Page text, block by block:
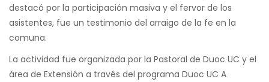
destacó por la participación masiva y el fervor de los
asistentes, fue un testimonio del arraigo de la fe en la
comuna.
La actividad fue organizada por la Pastoral de Duoc UC y el
área de Extensión a través del programa Duoc UC A